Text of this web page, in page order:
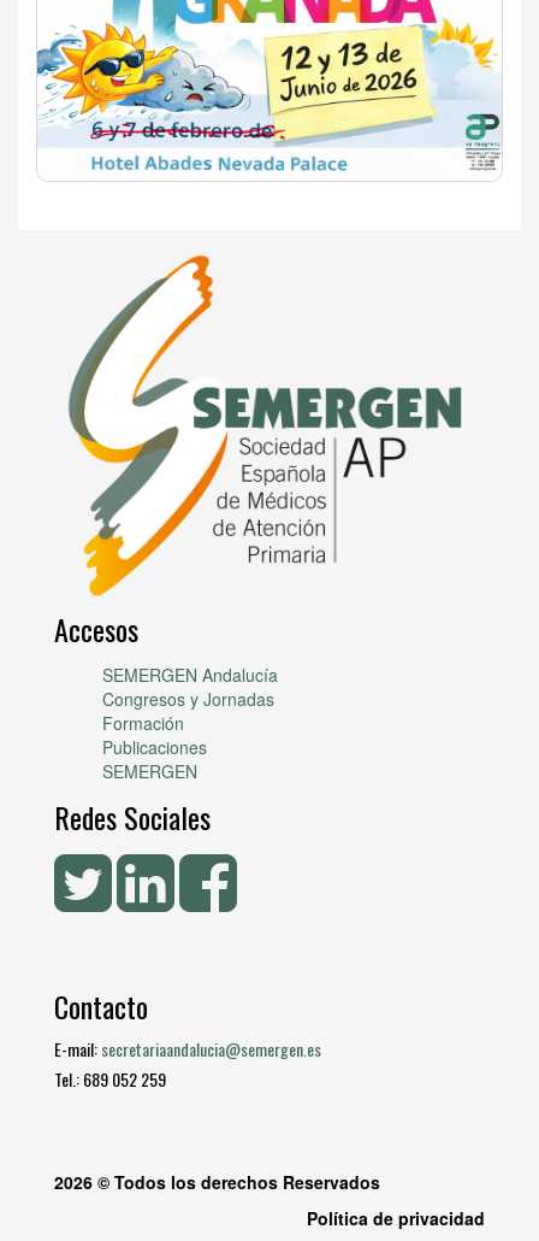
Accesos
SEMERGEN Andalucía
Congresos y Jornadas
Formación
Publicaciones
SEMERGEN
Redes Sociales
Contacto
E-mail:secretariaandalucia@semergen.es
Tel.: 689 052 259
2026 © Todos los derechos Reservados
Política de privacidad